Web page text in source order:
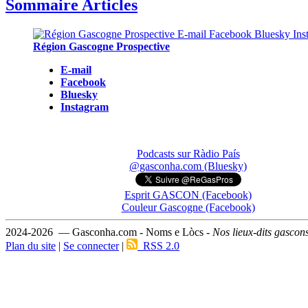
Sommaire Articles
Région Gascogne Prospective
E-mail
Facebook
Bluesky
Instagram
Podcasts sur Ràdio País
@gasconha.com (Bluesky)
Esprit GASCON (Facebook)
Couleur Gascogne (Facebook)
2024-2026 — Gasconha.com - Noms e Lòcs - Nos lieux-dits
Plan du site | Se connecter| RSS 2.0